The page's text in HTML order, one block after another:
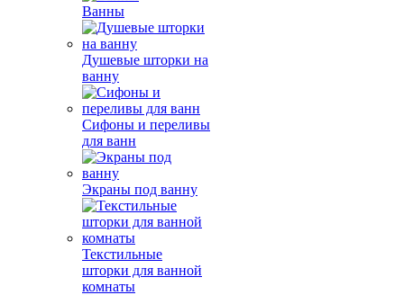
Ванны
Душевые шторки на
ванну
Сифоны и переливы
для ванн
Экраны под ванну
Текстильные
шторки для ванной
комнаты